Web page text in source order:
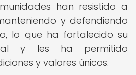
han resistido a
y defendiendo
lo que ha fortalecido su
y les ha permitido
y valores únicos.